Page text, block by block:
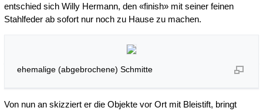
entschied sich Willy Hermann, den «finish» mit seiner feinen
Stahlfeder ab sofort nur noch zu Hause zu machen.
ehemalige (abgebrochene) Schmitte
Von nun an skizziert er die Objekte vor Ort mit Bleistift, bringt